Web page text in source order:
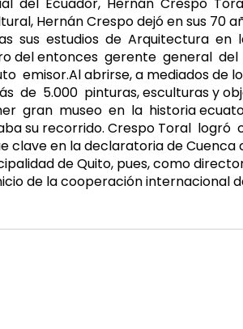
del Ecuador, Hernán Crespo
Hernán Crespo dejó en sus 70
sus estudios de Arquitectura en
del entonces gerente general
abrirse, a mediados de
de 5.000 pinturas, esculturas y
gran museo en la historia
su recorrido. Crespo Toral logró
en la declaratoria de Cuenca
de Quito, pues, como
de la cooperación internacional